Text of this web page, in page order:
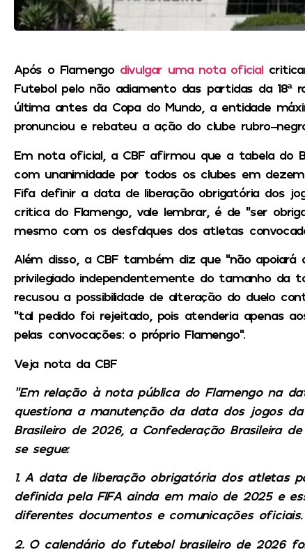
Após o Flamengo divulgar uma nota oficial
Futebol pelo não adiamento das partidas da 18ª
última antes da Copa do Mundo, a entidade
pronunciou e rebateu a ação do clube rubro-
Em nota oficial, a CBF afirmou que a tabela do
com unanimidade por todos os clubes em
Fifa definir a data de liberação obrigatória dos
critica do Flamengo, vale lembrar, é de “ser
mesmo com os desfalques dos atletas
Além disso, a CBF também diz que “não
privilegiado independentemente do tamanho da
recusou a possibilidade de alteração do duelo
“tal pedido foi rejeitado, pois atenderia apenas
pelas convocações: o próprio Flamengo”.
Veja nota da CBF
“Em relação à nota pública do Flamengo na
questiona a manutenção da data dos jogos da
Brasileiro de 2026, a Confederação Brasileira
se segue:
1. A data de liberação obrigatória dos atletas
definida pela FIFA ainda em maio de 2025 e
diferentes documentos e comunicações oficiais.
2. O calendário do futebol brasileiro de 2026